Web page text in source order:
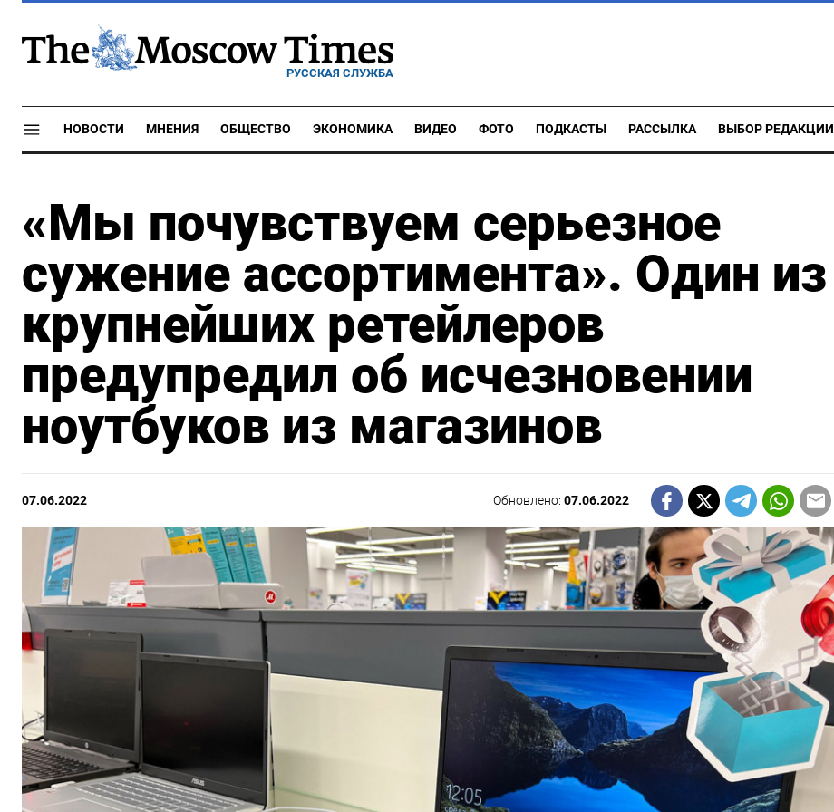
РУССКАЯ СЛУЖБА
НОВОСТИ МНЕНИЯ ОБЩЕСТВО ЭКОНОМИКА ВИДЕО ФОТО ПОДКАСТЫ РАССЫЛКА ВЫБОР РЕДАКЦИИ
«Мы почувствуем серьезное
сужение ассортимента». Один из
крупнейших ретейлеров
предупредил об исчезновении
ноутбуков из магазинов
07.06.2022 Обновлено:07.06.2022